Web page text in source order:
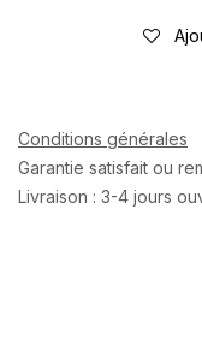
Conditions générales
Garantie satisfait ou
Livraison : 3-4 jours